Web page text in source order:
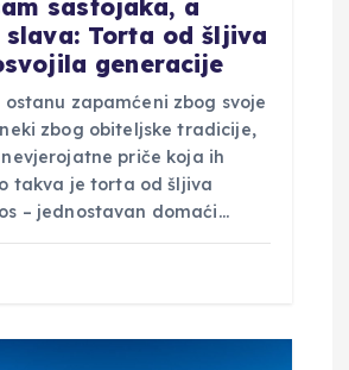
sastojaka, a
Torta od šljiva
generacije
ostanu zapamćeni zbog svoje
zbog obiteljske tradicije,
priče koja ih
takva je torta od šljiva
– jednostavan domaći…